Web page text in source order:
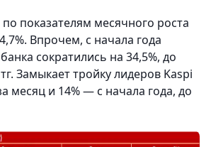
показателям месячного роста
Впрочем, с начала года
сократились на 34,5%, до
Замыкает тройку лидеров Kaspi
месяц и 14% — с начала года, до